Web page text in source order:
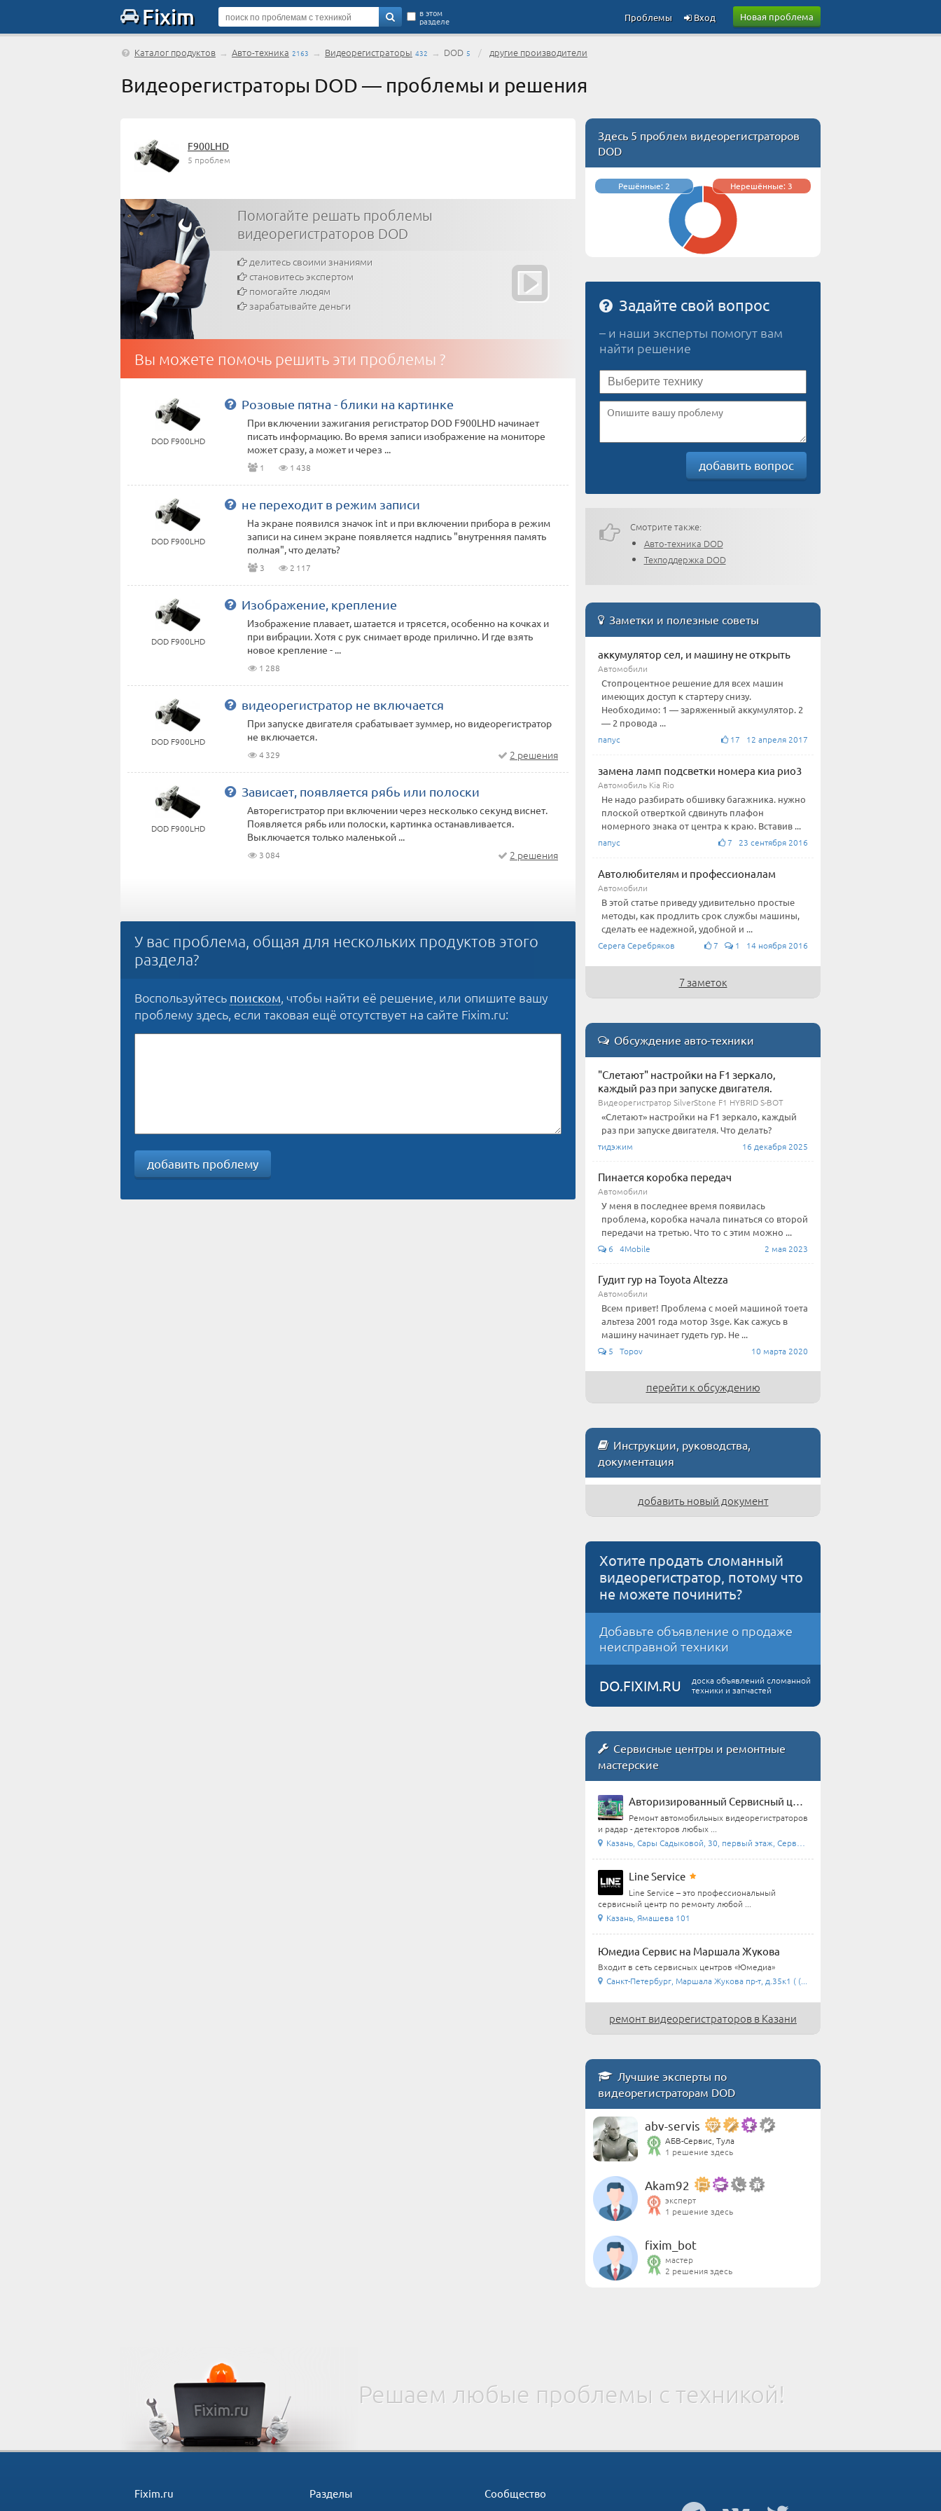
Fixim Новая проблема
в этом
разделе Вход
Проблемы
Каталог продуктов → Авто-техника 2163 → Видеорегистраторы 432 → DOD 5 / другие производители
Видеорегистраторы DOD — проблемы и решения
F900LHD
5 проблем
Помогайте решать проблемы
видеорегистраторов DOD
делитесь своими знаниями
становитесь экспертом
помогайте людям
зарабатывайте деньги
Вы можете помочь решить эти проблемы ?
DOD F900LHD
Розовые пятна - блики на картинке
При включении зажигания регистратор DOD F900LHD начинает
писать информацию. Во время записи изображение на мониторе
может сразу, а может и через ...
1 1 438
DOD F900LHD
не переходит в режим записи
На экране появился значок int и при включении прибора в режим
записи на синем экране появляется надпись "внутренняя память
полная", что делать?
3 2 117
DOD F900LHD
Изображение, крепление
Изображение плавает, шатается и трясется, особенно на кочках и
при вибрации. Хотя с рук снимает вроде прилично. И где взять
новое крепление - ...
1 288
DOD F900LHD
видеорегистратор не включается
При запуске двигателя срабатывает зуммер, но видеорегистратор
не включается.
4 329 2 решения
DOD F900LHD
Зависает, появляется рябь или полоски
Авторегистратор при включении через несколько секунд виснет.
Появляется рябь или полоски, картинка останавливается.
Выключается только маленькой ...
3 084 2 решения
У вас проблема, общая для нескольких продуктов этого
раздела?
Воспользуйтесь поиском, чтобы найти её решение, или опишите вашу
проблему здесь, если таковая ещё отсутствует на сайте Fixim.ru:
добавить проблему
Здесь 5 проблем видеорегистраторов
DOD
Решённые: 2 Нерешённые: 3
Задайте свой вопрос
– и наши эксперты помогут вам
найти решение
добавить вопрос
Смотрите также:
Авто-техника DOD
Техподдержка DOD
Заметки и полезные советы
аккумулятор сел, и машину не открыть
Автомобили
Стопроцентное решение для всех машин
имеющих доступ к стартеру снизу.
Необходимо: 1 — заряженный аккумулятор. 2
— 2 провода ...
папус 17 12 апреля 2017
замена ламп подсветки номера киа рио3
Автомобиль Kia Rio
Не надо разбирать обшивку багажника. нужно
плоской отверткой сдвинуть плафон
номерного знака от центра к краю. Вставив ...
папус 7 23 сентября 2016
Автолюбителям и профессионалам
Автомобили
В этой статье приведу удивительно простые
методы, как продлить срок службы машины,
сделать ее надежной, удобной и ...
Серега Серебряков 7 1 14 ноября 2016
7 заметок
Обсуждение авто-техники
"Слетают" настройки на F1 зеркало,
каждый раз при запуске двигателя.
Видеорегистратор SilverStone F1 HYBRID S-BOT
«Слетают» настройки на F1 зеркало, каждый
раз при запуске двигателя. Что делать?
тидэжим 16 декабря 2025
Пинается коробка передач
Автомобили
У меня в последнее время появилась
проблема, коробка начала пинаться со второй
передачи на третью. Что то с этим можно ...
6 4Mobile 2 мая 2023
Гудит гур на Toyota Altezza
Автомобили
Всем привет! Проблема с моей машиной тоета
альтеза 2001 года мотор 3sge. Как сажусь в
машину начинает гудеть гур. Не ...
5 Topov 10 марта 2020
перейти к обсуждению
Инструкции, руководства,
документация
добавить новый документ
Хотите продать сломанный
видеорегистратор, потому что
не можете починить?
Добавьте объявление о продаже
неисправной техники
DO.FIXIM.RU
доска объявлений сломанной
техники и запчастей
Сервисные центры и ремонтные
мастерские
Ремонт автомобильных видеорегистраторов
и радар - детекторов любых ...
Казань, Сары Садыковой, 30, первый этаж, Сервисный ...
Line Service
Line Service – это профессиональный
сервисный центр по ремонту любой ...
Казань, Ямашева 101
Юмедиа Сервис на Маршала Жукова
Входит в сеть сервисных центров «Юмедиа»
Санкт-Петербург, Маршала Жукова пр-т, д.35к1 ( (...
ремонт видеорегистраторов в Казани
Лучшие эксперты по
видеорегистраторам DOD
abv-servis
АБВ-Сервис, Тула
1 решение здесь
Akam92
эксперт
1 решение здесь
fixim_bot
мастер
2 решения здесь
Решаем любые проблемы с техникой!
Fixim.ru Разделы Сообщество